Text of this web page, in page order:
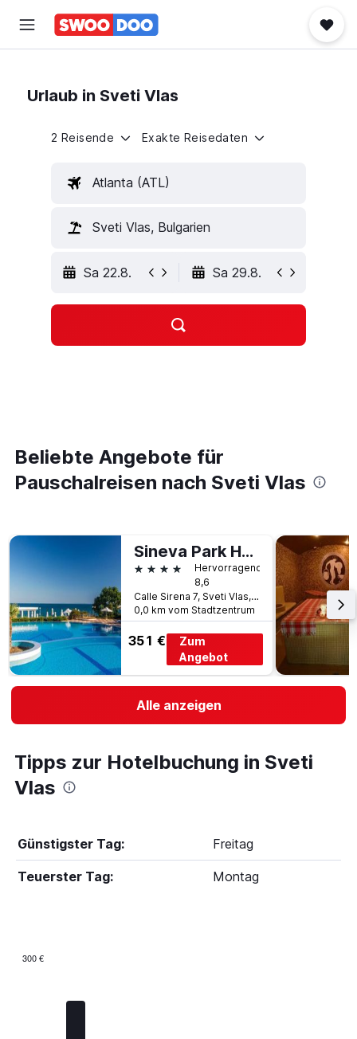
Urlaub in Sveti Vlas
2 Reisende Exakte Reisedaten
Atlanta (ATL)
Sveti Vlas, Bulgarien
Sa 22.8. Sa 29.8.
Beliebte Angebote für
Pauschalreisen nach Sveti Vlas
Sineva Park Hotel - All Inclusive
4 Sterne
Hervorragend
8,6
Calle Sirena 7, Sveti Vlas, Traslados, Sveti Vlas, Bulgarien
0,0 km vom Stadtzentrum
351 €
Zum
Angebot
Alle anzeigen
Tipps zur Hotelbuchung in Sveti
Vlas
Günstigster Tag: Freitag
Teuerster Tag: Montag
300 €